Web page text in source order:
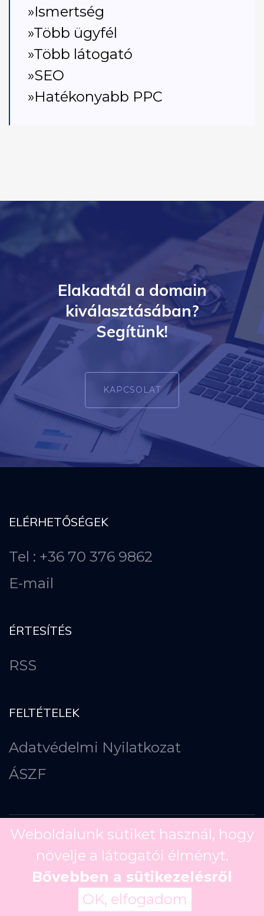
»Ismertség
»Több ügyfél
»Több látogató
»SEO
»Hatékonyabb PPC
Elakadtál a domain
kiválasztásában?
Segítünk!
KAPCSOLAT
ELÉRHETŐSÉGEK
Tel : +36 70 376 9862
E-mail
ÉRTESÍTÉS
RSS
FELTÉTELEK
Adatvédelmi Nyilatkozat
ÁSZF
Copyright © 2026
Weboldalunk sütiket használ, hogy
növelje a látogatói élményt.
Bővebben a sütikezelésről
OK, elfogadom